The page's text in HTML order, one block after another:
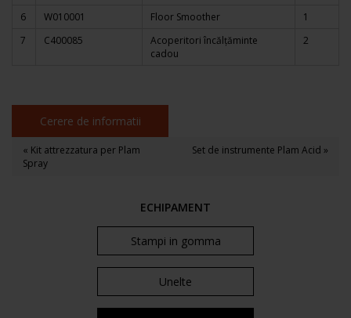
ECHIPAMENT
Stampi in gomma
Unelte
6 W010001 Floor Smoother
1
7
C400085
Acoperitori încălțăminte
cadou
2
Cerere de informatii
« Kit attrezzatura per Plam
Spray
Set de instrumente Plam Acid »